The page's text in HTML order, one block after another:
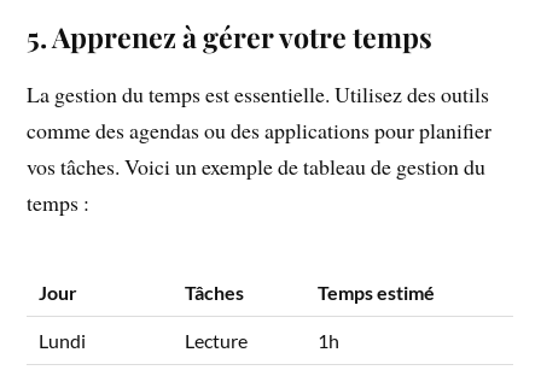
5. Apprenez à gérer votre temps
La gestion du temps est essentielle. Utilisez des outils
comme des agendas ou des applications pour planifier
vos tâches. Voici un exemple de tableau de gestion du
temps :
Jour Tâches Temps estimé
Lundi Lecture 1h